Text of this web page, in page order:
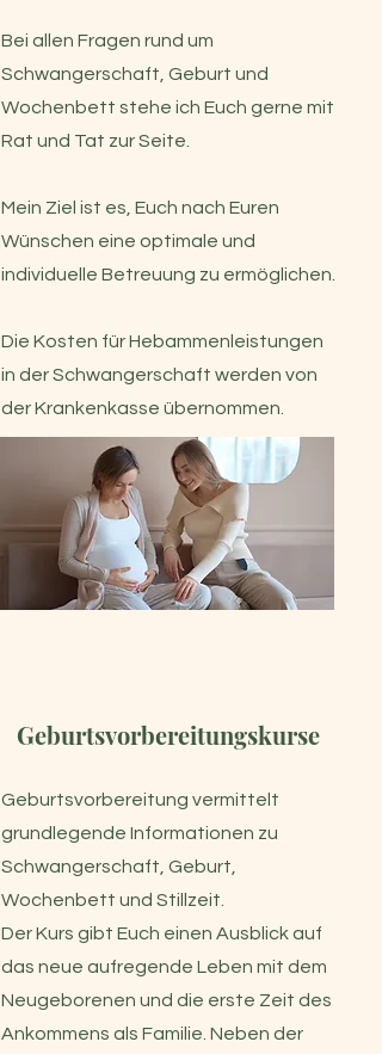
Bei allen Fragen rund um
Schwangerschaft, Geburt und
Wochenbett stehe ich Euch gerne mit
Rat und Tat zur Seite.
Mein Ziel ist es, Euch nach Euren
Wünschen eine optimale und
individuelle Betreuung zu ermöglichen.
Die Kosten für Hebammenleistungen
in der Schwangerschaft werden von
der Krankenkasse übernommen.
Geburtsvorbereitungskurse
Geburtsvorbereitung vermittelt
grundlegende Informationen zu
Schwangerschaft, Geburt,
Wochenbett und Stillzeit.
Der Kurs gibt Euch einen Ausblick auf
das neue aufregende Leben mit dem
Neugeborenen und die erste Zeit des
Ankommens als Familie. Neben der